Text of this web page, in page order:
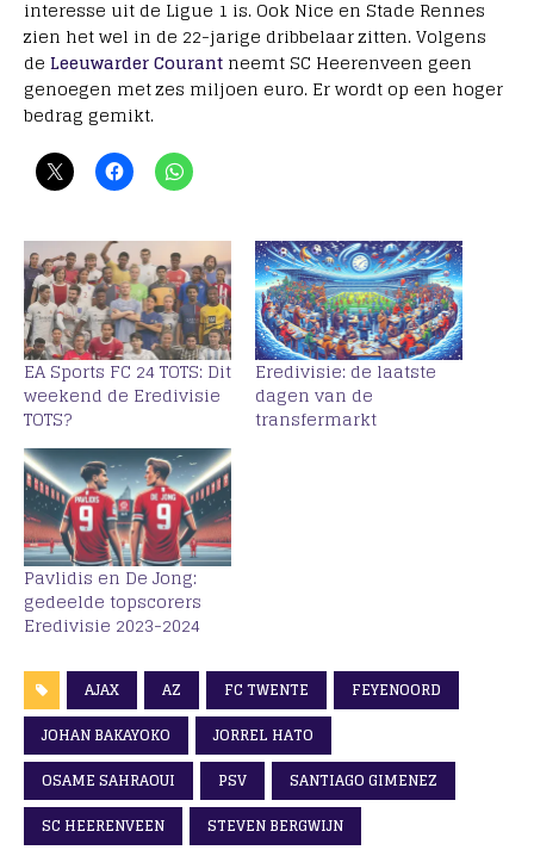
interesse uit de Ligue 1 is. Ook Nice en Stade Rennes
zien het wel in de 22-jarige dribbelaar zitten. Volgens
de Leeuwarder Courant neemt SC Heerenveen geen
genoegen met zes miljoen euro. Er wordt op een hoger
bedrag gemikt.
EA Sports FC 24 TOTS: Dit
weekend de Eredivisie
TOTS?
Eredivisie: de laatste
dagen van de
transfermarkt
Pavlidis en De Jong:
gedeelde topscorers
Eredivisie 2023-2024
AJAX AZ FC TWENTE
FEYENOORD
JOHAN BAKAYOKO
JORREL HATO
OSAME SAHRAOUI
PSV
SANTIAGO GIMENEZ
SC HEERENVEEN
STEVEN BERGWIJN